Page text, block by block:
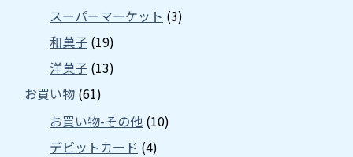
スーパーマーケット (3)
和菓子 (19)
洋菓子 (13)
お買い物 (61)
お買い物-その他 (10)
デビットカード (4)